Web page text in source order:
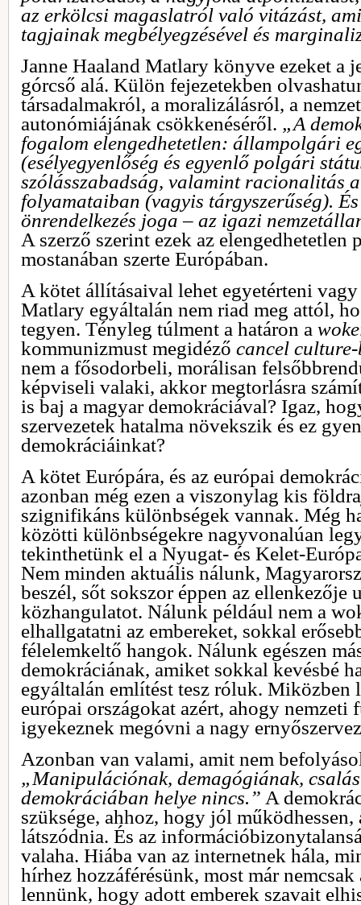
az erkölcsi magaslatról való vitázást,
tagjainak megbélyegzésével és
Janne Haaland Matlary könyve ezeket a
górcső alá. Külön fejezetekben
társadalmakról, a moralizálásról, a
autonómiájának csökkenéséről. „A
fogalom elengedhetetlen: állampolgári
(esélyegyenlőség és egyenlő polgári
szólásszabadság, valamint racionalitás
folyamataiban (vagyis tárgyszerűség). És
önrendelkezés joga – az igazi
A szerző szerint ezek az
mostanában szerte Európában.
A kötet állításaival lehet egyetérteni
Matlary egyáltalán nem riad meg attól,
tegyen. Tényleg túlment a határon a
kommunizmust megidéző cancel culture-
nem a fősodorbeli, morálisan
képviseli valaki, akkor megtorlásra
is baj a magyar demokráciával? Igaz,
szervezetek hatalma növekszik és ez
demokráciáinkat?
A kötet Európára, és az európai
azonban még ezen a viszonylag kis
szignifikáns különbségek vannak. Még
közötti különbségekre nagyvonalúan
tekinthetünk el a Nyugat- és Kelet-
Nem minden aktuális nálunk,
beszél, sőt sokszor éppen az ellenkezője
közhangulatot. Nálunk például nem a
elhallgatatni az embereket, sokkal
félelemkeltő hangok. Nálunk egészen
demokráciának, amiket sokkal kevésbé
egyáltalán említést tesz róluk. Miközben
európai országokat azért, ahogy nemzeti
igyekeznek megóvni a nagy
Azonban van valami, amit nem
„Manipulációnak, demagógiának,
demokráciában helye nincs.” A
szüksége, ahhoz, hogy jól
látszódnia. És az
valaha. Hiába van az internetnek hála,
hírhez hozzáférésünk, most már
lennünk, hogy adott emberek szavait